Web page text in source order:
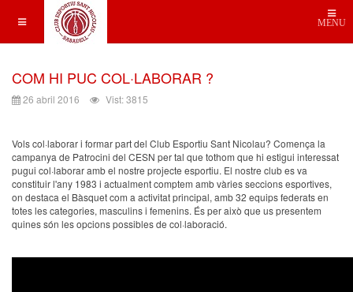
MENU
COM HI PUC COL·LABORAR ?
26 abril 2016 Vist: 3815
Vols col·laborar i formar part del Club Esportiu Sant Nicolau? Comença la
campanya de Patrocini del CESN per tal que tothom que hi estigui interessat
pugui col·laborar amb el nostre projecte esportiu. El nostre club es va
constituir l'any 1983 i actualment comptem amb vàries seccions esportives,
on destaca el Bàsquet com a activitat principal, amb 32 equips federats en
totes les categories, masculins i femenins. És per això que us presentem
quines són les opcions possibles de col·laboració.